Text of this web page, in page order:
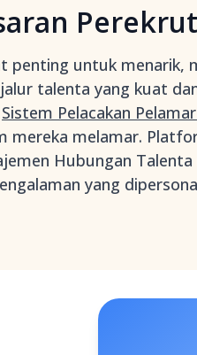
penting untuk menarik,
talenta yang kuat
Sistem Pelacakan
mereka melamar.
Hubungan Talenta
yang